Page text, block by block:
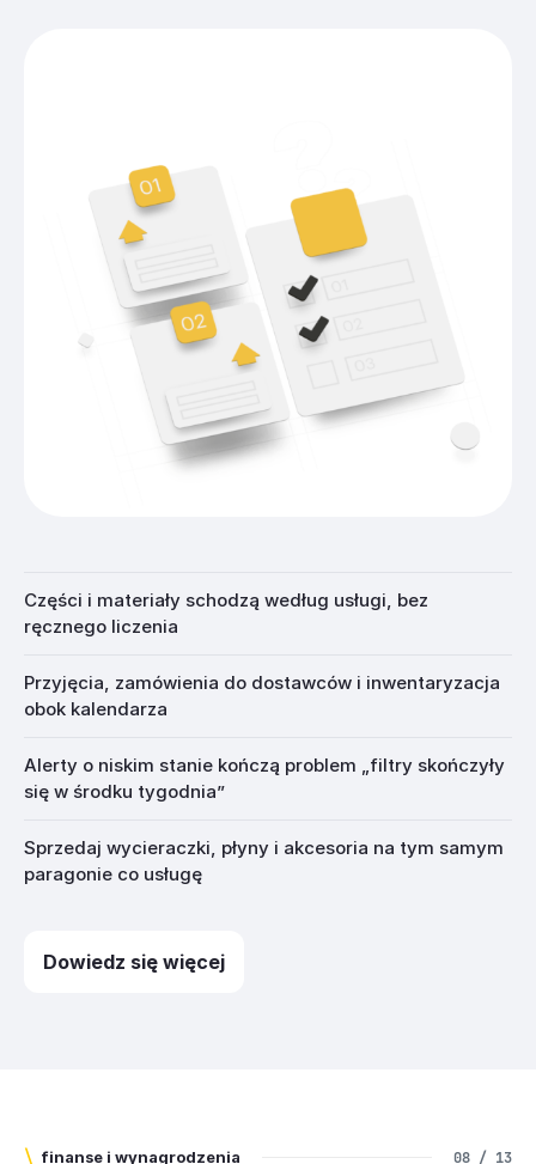
Części i materiały schodzą według usługi, bez
ręcznego liczenia
Przyjęcia, zamówienia do dostawców i inwentaryzacja
obok kalendarza
Alerty o niskim stanie kończą problem „filtry skończyły
się w środku tygodnia”
Sprzedaj wycieraczki, płyny i akcesoria na tym samym
paragonie co usługę
Dowiedz się więcej
\ finanse i wynagrodzenia 08 / 13